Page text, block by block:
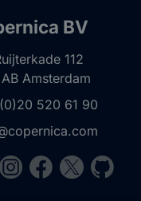
BV
112
Amsterdam
520 61 90